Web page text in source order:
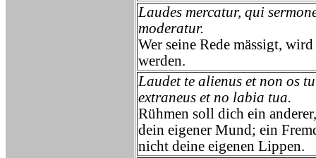
Laudes mercatur, qui
moderatur.
Wer seine Rede mässigt,
werden.
Laudet te alienus et non os
extraneus et no labia tua.
Rühmen soll dich ein
dein eigener Mund; ein
nicht deine eigenen Lippen.